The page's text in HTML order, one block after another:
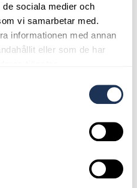
sociala medier och
vi samarbetar med.
informationen med annan
eller som de har
vilket innebär att det är
söndag.